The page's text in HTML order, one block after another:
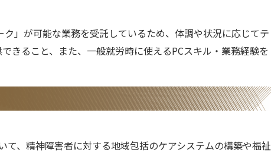
」が可能な業務を受託しているため、体調や状況に応じてテ
きること、また、一般就労時に使えるPCスキル・業務経験を
、精神障害者に対する地域包括のケアシステムの構築や福祉